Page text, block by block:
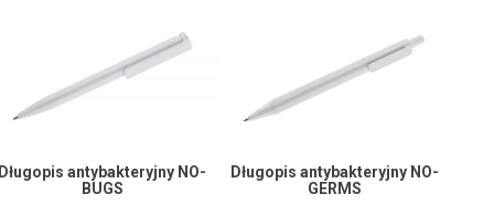
Długopis antybakteryjny NO-
BUGS
Długopis antybakteryjny NO-
GERMS